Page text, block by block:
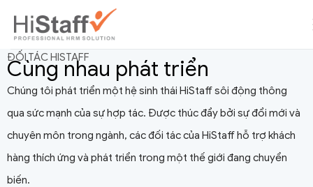
ĐỐI TÁC HISTAFF
Cùng nhau phát triển
Chúng tôi phát triển một hệ sinh thái HiStaff sôi động thông
qua sức mạnh của sự hợp tác. Được thúc đẩy bởi sự đổi mới và
chuyên môn trong ngành, các đối tác của HiStaff hỗ trợ khách
hàng thích ứng và phát triển trong một thế giới đang chuyển
biến.